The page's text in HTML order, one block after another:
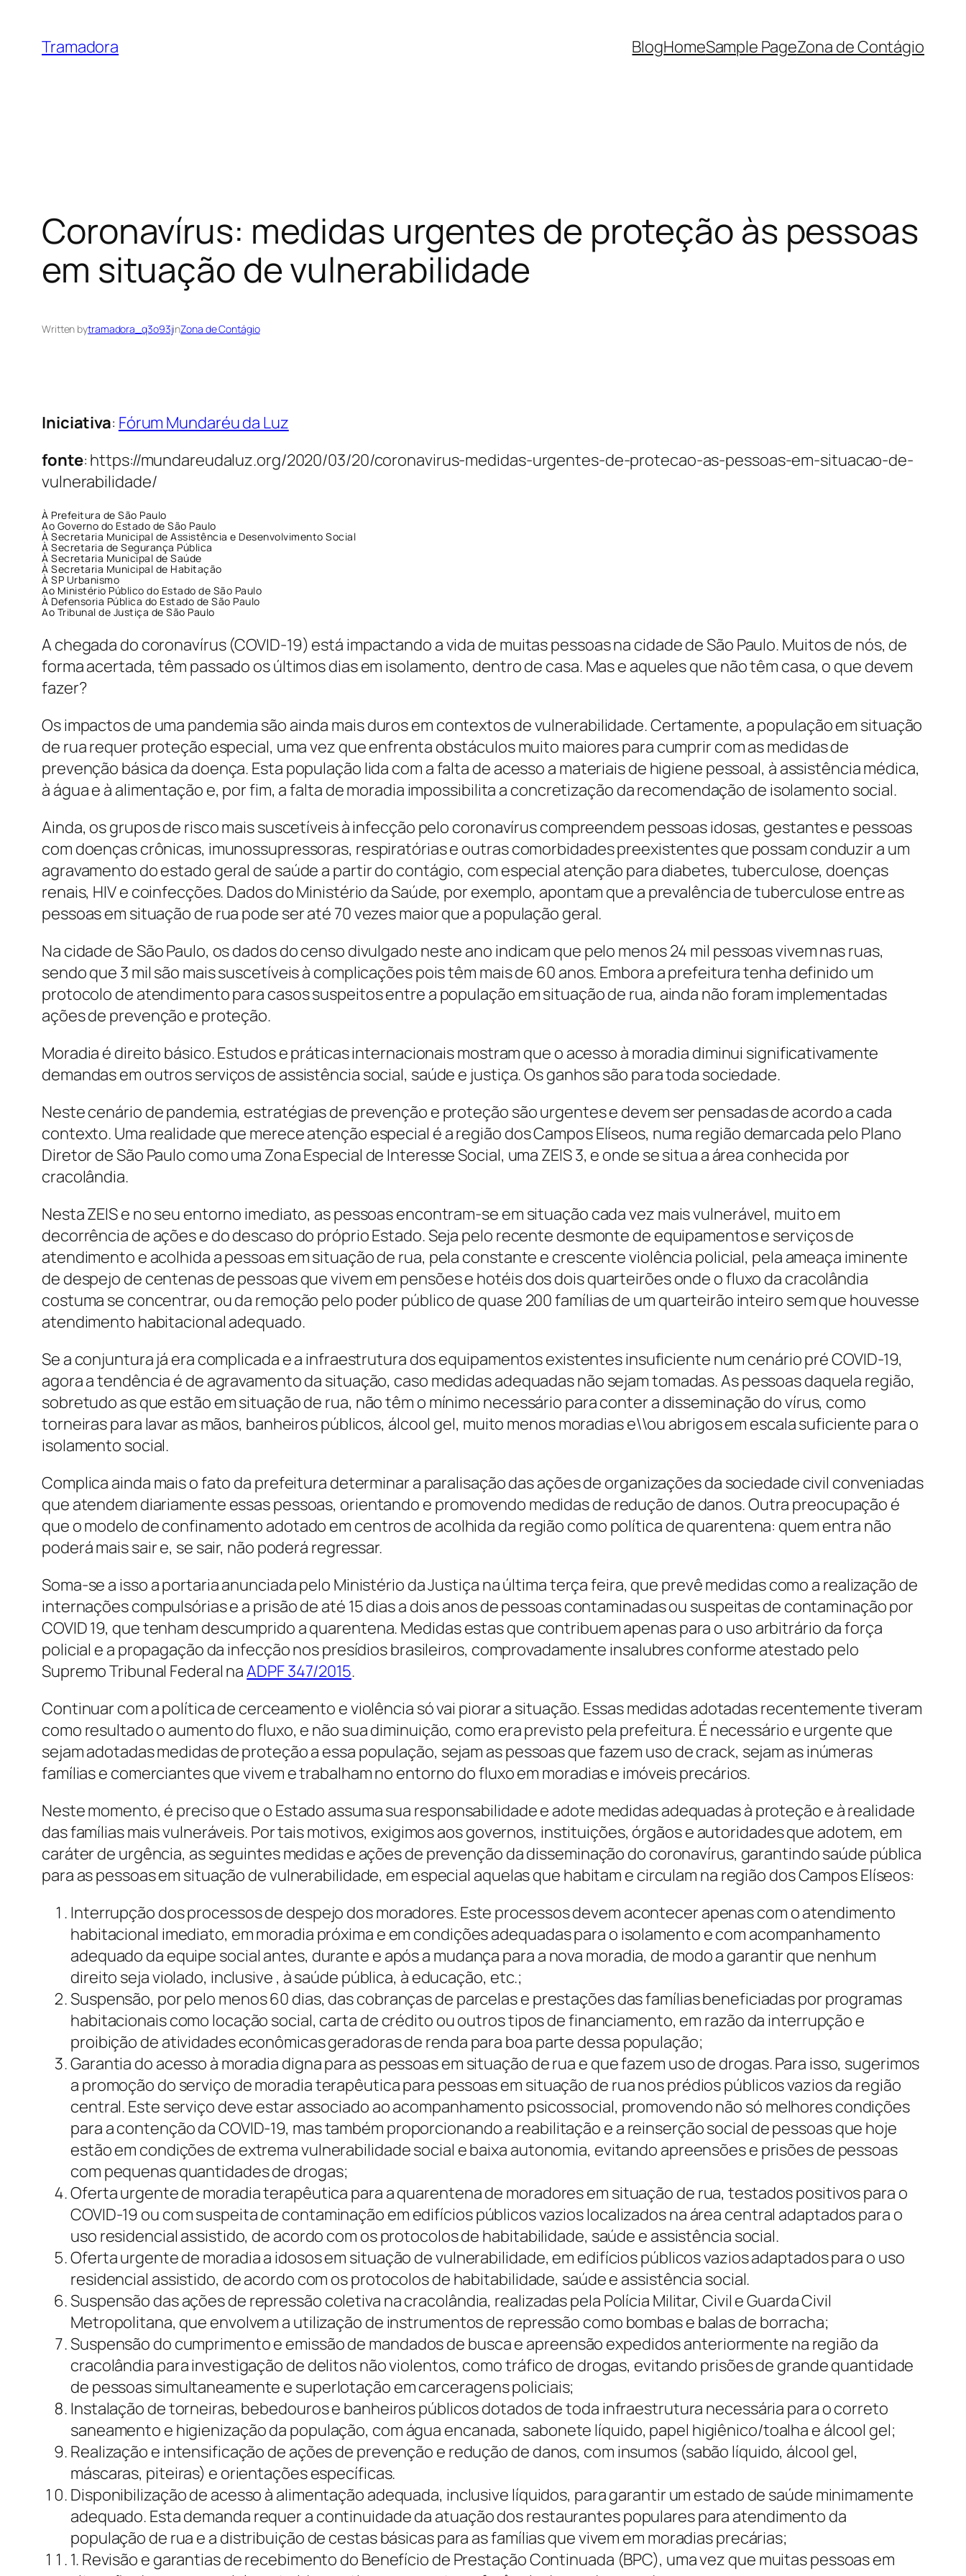
content
Tramadora BlogHomeSample PageZona de Contágio
Coronavírus: medidas urgentes de proteção às pessoas
em situação de vulnerabilidade
Written bytramadora_q3o93jinZona de Contágio
Iniciativa: Fórum Mundaréu da Luz
fonte: https://mundareudaluz.org/2020/03/20/coronavirus-medidas-urgentes-de-protecao-as-pessoas-em-situacao-de-
vulnerabilidade/
À Prefeitura de São Paulo
Ao Governo do Estado de São Paulo
À Secretaria Municipal de Assistência e Desenvolvimento Social
À Secretaria de Segurança Pública
À Secretaria Municipal de Saúde
À Secretaria Municipal de Habitação
À SP Urbanismo
Ao Ministério Público do Estado de São Paulo
À Defensoria Pública do Estado de São Paulo
Ao Tribunal de Justiça de São Paulo
A chegada do coronavírus (COVID-19) está impactando a vida de muitas pessoas na cidade de São Paulo. Muitos de nós, de
forma acertada, têm passado os últimos dias em isolamento, dentro de casa. Mas e aqueles que não têm casa, o que devem
fazer?
Os impactos de uma pandemia são ainda mais duros em contextos de vulnerabilidade. Certamente, a população em situação
de rua requer proteção especial, uma vez que enfrenta obstáculos muito maiores para cumprir com as medidas de
prevenção básica da doença. Esta população lida com a falta de acesso a materiais de higiene pessoal, à assistência médica,
à água e à alimentação e, por fim, a falta de moradia impossibilita a concretização da recomendação de isolamento social.
Ainda, os grupos de risco mais suscetíveis à infecção pelo coronavírus compreendem pessoas idosas, gestantes e pessoas
com doenças crônicas, imunossupressoras, respiratórias e outras comorbidades preexistentes que possam conduzir a um
agravamento do estado geral de saúde a partir do contágio, com especial atenção para diabetes, tuberculose, doenças
renais, HIV e coinfecções. Dados do Ministério da Saúde, por exemplo, apontam que a prevalência de tuberculose entre as
pessoas em situação de rua pode ser até 70 vezes maior que a população geral.
Na cidade de São Paulo, os dados do censo divulgado neste ano indicam que pelo menos 24 mil pessoas vivem nas ruas,
sendo que 3 mil são mais suscetíveis à complicações pois têm mais de 60 anos. Embora a prefeitura tenha definido um
protocolo de atendimento para casos suspeitos entre a população em situação de rua, ainda não foram implementadas
ações de prevenção e proteção.
Moradia é direito básico. Estudos e práticas internacionais mostram que o acesso à moradia diminui significativamente
demandas em outros serviços de assistência social, saúde e justiça. Os ganhos são para toda sociedade.
Neste cenário de pandemia, estratégias de prevenção e proteção são urgentes e devem ser pensadas de acordo a cada
contexto. Uma realidade que merece atenção especial é a região dos Campos Elíseos, numa região demarcada pelo Plano
Diretor de São Paulo como uma Zona Especial de Interesse Social, uma ZEIS 3, e onde se situa a área conhecida por
cracolândia.
Nesta ZEIS e no seu entorno imediato, as pessoas encontram-se em situação cada vez mais vulnerável, muito em
decorrência de ações e do descaso do próprio Estado. Seja pelo recente desmonte de equipamentos e serviços de
atendimento e acolhida a pessoas em situação de rua, pela constante e crescente violência policial, pela ameaça iminente
de despejo de centenas de pessoas que vivem em pensões e hotéis dos dois quarteirões onde o fluxo da cracolândia
costuma se concentrar, ou da remoção pelo poder público de quase 200 famílias de um quarteirão inteiro sem que houvesse
atendimento habitacional adequado.
Se a conjuntura já era complicada e a infraestrutura dos equipamentos existentes insuficiente num cenário pré COVID-19,
agora a tendência é de agravamento da situação, caso medidas adequadas não sejam tomadas. As pessoas daquela região,
sobretudo as que estão em situação de rua, não têm o mínimo necessário para conter a disseminação do vírus, como
torneiras para lavar as mãos, banheiros públicos, álcool gel, muito menos moradias e\\ou abrigos em escala suficiente para o
isolamento social.
Complica ainda mais o fato da prefeitura determinar a paralisação das ações de organizações da sociedade civil conveniadas
que atendem diariamente essas pessoas, orientando e promovendo medidas de redução de danos. Outra preocupação é
que o modelo de confinamento adotado em centros de acolhida da região como política de quarentena: quem entra não
poderá mais sair e, se sair, não poderá regressar.
Soma-se a isso a portaria anunciada pelo Ministério da Justiça na última terça feira, que prevê medidas como a realização de
internações compulsórias e a prisão de até 15 dias a dois anos de pessoas contaminadas ou suspeitas de contaminação por
COVID 19, que tenham descumprido a quarentena. Medidas estas que contribuem apenas para o uso arbitrário da força
policial e a propagação da infecção nos presídios brasileiros, comprovadamente insalubres conforme atestado pelo
Supremo Tribunal Federal naADPF 347/2015.
Continuar com a política de cerceamento e violência só vai piorar a situação. Essas medidas adotadas recentemente tiveram
como resultado o aumento do fluxo, e não sua diminuição, como era previsto pela prefeitura. É necessário e urgente que
sejam adotadas medidas de proteção a essa população, sejam as pessoas que fazem uso de crack, sejam as inúmeras
famílias e comerciantes que vivem e trabalham no entorno do fluxo em moradias e imóveis precários.
Neste momento, é preciso que o Estado assuma sua responsabilidade e adote medidas adequadas à proteção e à realidade
das famílias mais vulneráveis. Por tais motivos, exigimos aos governos, instituições, órgãos e autoridades que adotem, em
caráter de urgência, as seguintes medidas e ações de prevenção da disseminação do coronavírus, garantindo saúde pública
para as pessoas em situação de vulnerabilidade, em especial aquelas que habitam e circulam na região dos Campos Elíseos:
Interrupção dos processos de despejo dos moradores. Este processos devem acontecer apenas com o atendimento
habitacional imediato, em moradia próxima e em condições adequadas para o isolamento e com acompanhamento
adequado da equipe social antes, durante e após a mudança para a nova moradia, de modo a garantir que nenhum
direito seja violado, inclusive , à saúde pública, à educação, etc.;
Suspensão, por pelo menos 60 dias, das cobranças de parcelas e prestações das famílias beneficiadas por programas
habitacionais como locação social, carta de crédito ou outros tipos de financiamento, em razão da interrupção e
proibição de atividades econômicas geradoras de renda para boa parte dessa população;
Garantia do acesso à moradia digna para as pessoas em situação de rua e que fazem uso de drogas. Para isso, sugerimos
a promoção do serviço de moradia terapêutica para pessoas em situação de rua nos prédios públicos vazios da região
central. Este serviço deve estar associado ao acompanhamento psicossocial, promovendo não só melhores condições
para a contenção da COVID-19, mas também proporcionando a reabilitação e a reinserção social de pessoas que hoje
estão em condições de extrema vulnerabilidade social e baixa autonomia, evitando apreensões e prisões de pessoas
com pequenas quantidades de drogas;
Oferta urgente de moradia terapêutica para a quarentena de moradores em situação de rua, testados positivos para o
COVID-19 ou com suspeita de contaminação em edifícios públicos vazios localizados na área central adaptados para o
uso residencial assistido, de acordo com os protocolos de habitabilidade, saúde e assistência social.
Oferta urgente de moradia a idosos em situação de vulnerabilidade, em edifícios públicos vazios adaptados para o uso
residencial assistido, de acordo com os protocolos de habitabilidade, saúde e assistência social.
Suspensão das ações de repressão coletiva na cracolândia, realizadas pela Polícia Militar, Civil e Guarda Civil
Metropolitana, que envolvem a utilização de instrumentos de repressão como bombas e balas de borracha;
Suspensão do cumprimento e emissão de mandados de busca e apreensão expedidos anteriormente na região da
cracolândia para investigação de delitos não violentos, como tráfico de drogas, evitando prisões de grande quantidade
de pessoas simultaneamente e superlotação em carceragens policiais;
Instalação de torneiras, bebedouros e banheiros públicos dotados de toda infraestrutura necessária para o correto
saneamento e higienização da população, com água encanada, sabonete líquido, papel higiênico/toalha e álcool gel;
Realização e intensificação de ações de prevenção e redução de danos, com insumos (sabão líquido, álcool gel,
máscaras, piteiras) e orientações específicas.
Disponibilização de acesso à alimentação adequada, inclusive líquidos, para garantir um estado de saúde minimamente
adequado. Esta demanda requer a continuidade da atuação dos restaurantes populares para atendimento da
população de rua e a distribuição de cestas básicas para as famílias que vivem em moradias precárias;
1. Revisão e garantias de recebimento do Benefício de Prestação Continuada (BPC), uma vez que muitas pessoas em